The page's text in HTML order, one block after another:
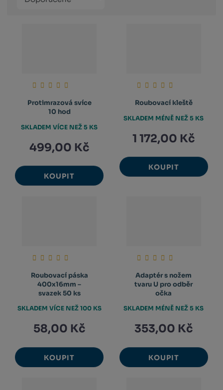
produktů
Protimrazová svíce
10 hod
499,00 Kč
KOUPIT
SKLADEM VÍCE NEŽ 5 KS
Roubovací kleště
1 172,00 Kč
KOUPIT
SKLADEM MÉNĚ NEŽ 5 KS
Roubovací páska
400x16mm –
svazek 50 ks
58,00 Kč
KOUPIT
SKLADEM VÍCE NEŽ 100 KS
Adaptér s nožem
tvaru U pro odběr
očka
353,00 Kč
KOUPIT
SKLADEM MÉNĚ NEŽ 5 KS